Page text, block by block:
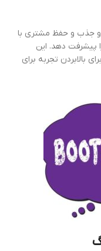
جذب و حفظ مشتری با
پیشرفت دهد. این
بالابردن تجربه برای